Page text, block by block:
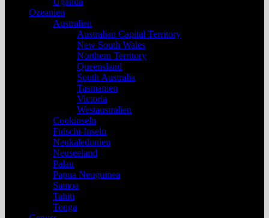
Ozeanien
Australien
Australian Capital Territory
New South Wales
Northern Territory
Queensland
South Australia
Tasmanien
Victoria
Westaustralien
Cookinseln
Fidschi-Inseln
Neukaledonien
Neuseeland
Palau
Papua Neuguinea
Samoa
Tahiti
Tonga